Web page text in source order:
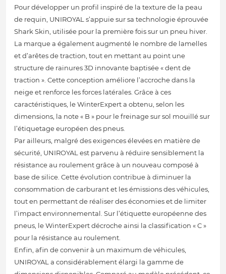
Pour développer un profil inspiré de la texture de la peau
de requin, UNIROYAL s’appuie sur sa technologie éprouvée
Shark Skin, utilisée pour la première fois sur un pneu hiver.
La marque a également augmenté le nombre de lamelles
et d’arêtes de traction, tout en mettant au point une
structure de rainures 3D innovante baptisée « dent de
traction ». Cette conception améliore l’accroche dans la
neige et renforce les forces latérales. Grâce à ces
caractéristiques, le WinterExpert a obtenu, selon les
dimensions, la note « B » pour le freinage sur sol mouillé sur
l’étiquetage européen des pneus.
Par ailleurs, malgré des exigences élevées en matière de
sécurité, UNIROYAL est parvenu à réduire sensiblement la
résistance au roulement grâce à un nouveau composé à
base de silice. Cette évolution contribue à diminuer la
consommation de carburant et les émissions des véhicules,
tout en permettant de réaliser des économies et de limiter
l’impact environnemental. Sur l’étiquette européenne des
pneus, le WinterExpert décroche ainsi la classification « C »
pour la résistance au roulement.
Enfin, afin de convenir à un maximum de véhicules,
UNIROYAL a considérablement élargi la gamme de